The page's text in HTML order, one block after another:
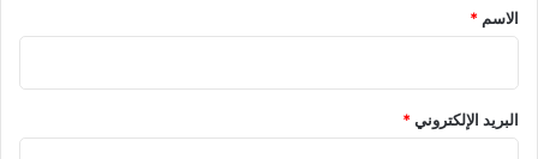
*
الاسم *
البريد الإلكتروني*